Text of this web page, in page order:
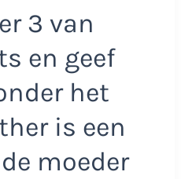
3 van
en geef
het
is een
moeder